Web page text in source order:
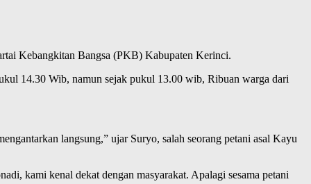
Kebangkitan Bangsa (PKB) Kabupaten Kerinci.
14.30 Wib, namun sejak pukul 13.00 wib, Ribuan warga dari
langsung,” ujar Suryo, salah seorang petani asal Kayu
kami kenal dekat dengan masyarakat. Apalagi sesama petani